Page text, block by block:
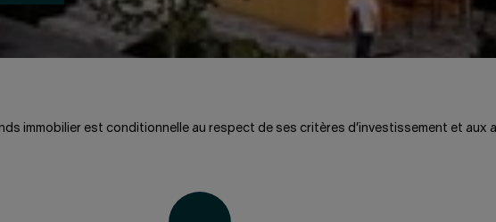
immobilier est conditionnelle au respect de ses critères d’investissement et